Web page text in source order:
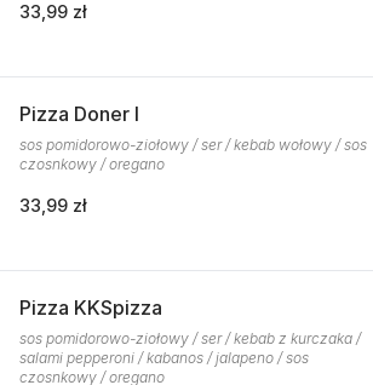
33,99 zł
Pizza Doner I
sos pomidorowo-ziołowy / ser / kebab wołowy / sos
czosnkowy / oregano
33,99 zł
Pizza KKSpizza
sos pomidorowo-ziołowy / ser / kebab z kurczaka /
salami pepperoni / kabanos / jalapeno / sos
czosnkowy / oregano